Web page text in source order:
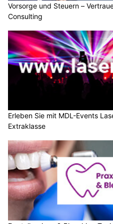
Vorsorge und Steuern –
Consulting
Erleben Sie mit MDL-Events
Extraklasse